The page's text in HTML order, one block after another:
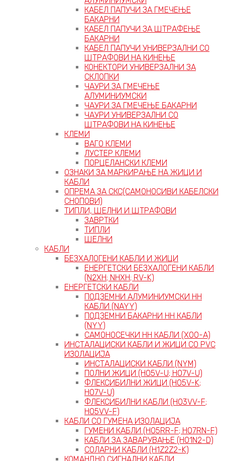
КАБЕЛ ПАПУЧИ ЗА ГМЕЧЕЊЕ
БАКАРНИ
КАБЕЛ ПАПУЧИ ЗА ШТРАФЕЊЕ
БАКАРНИ
КАБЕЛ ПАПУЧИ УНИВЕРЗАЛНИ СО
ШТРАФОВИ НА КИНЕЊЕ
КОНЕКТОРИ УНИВЕРЗАЛНИ ЗА
СКЛОПКИ
ЧАУРИ ЗА ГМЕЧЕЊЕ
АЛУМИНИУМСКИ
ЧАУРИ ЗА ГМЕЧЕЊЕ БАКАРНИ
ЧАУРИ УНИВЕРЗАЛНИ СО
ШТРАФОВИ НА КИНЕЊЕ
КЛЕМИ
ВАГО КЛЕМИ
ЛУСТЕР КЛЕМИ
ПОРЦЕЛАНСКИ КЛЕМИ
ОЗНАКИ ЗА МАРКИРАЊЕ НА ЖИЦИ И
КАБЛИ
ОПРЕМА ЗА СКС(САМОНОСИВИ КАБЕЛСКИ
СНОПОВИ)
ТИПЛИ, ШЕЛНИ И ШТРАФОВИ
ЗАВРТКИ
ТИПЛИ
ШЕЛНИ
КАБЛИ
БЕЗХАЛОГЕНИ КАБЛИ И ЖИЦИ
ЕНЕРГЕТСКИ БЕЗХАЛОГЕНИ КАБЛИ
(N2XH; NHXH; RV-K)
ЕНЕРГЕТСКИ КАБЛИ
ПОДЗЕМНИ АЛУМИНИУМСКИ НН
КАБЛИ (NAYY)
ПОДЗЕМНИ БАКАРНИ НН КАБЛИ
(NYY)
САМОНОСЕЧКИ НН КАБЛИ (X00-A)
ИНСТАЛАЦИСКИ КАБЛИ И ЖИЦИ СО PVC
ИЗОЛАЦИЈА
ИНСТАЛАЦИСКИ КАБЛИ (NYM)
ПОЛНИ ЖИЦИ (H05V-U; H07V-U)
ФЛЕКСИБИЛНИ ЖИЦИ (H05V-K;
H07V-U)
ФЛЕКСИБИЛНИ КАБЛИ (H03VV-F;
H05VV-F)
КАБЛИ СО ГУМЕНА ИЗОЛАЦИЈА
ГУМЕНИ КАБЛИ (H05RR-F; H07RN-F)
КАБЛИ ЗА ЗАВАРУВАЊЕ (H01N2-D)
СОЛАРНИ КАБЛИ (H1Z2Z2-K)